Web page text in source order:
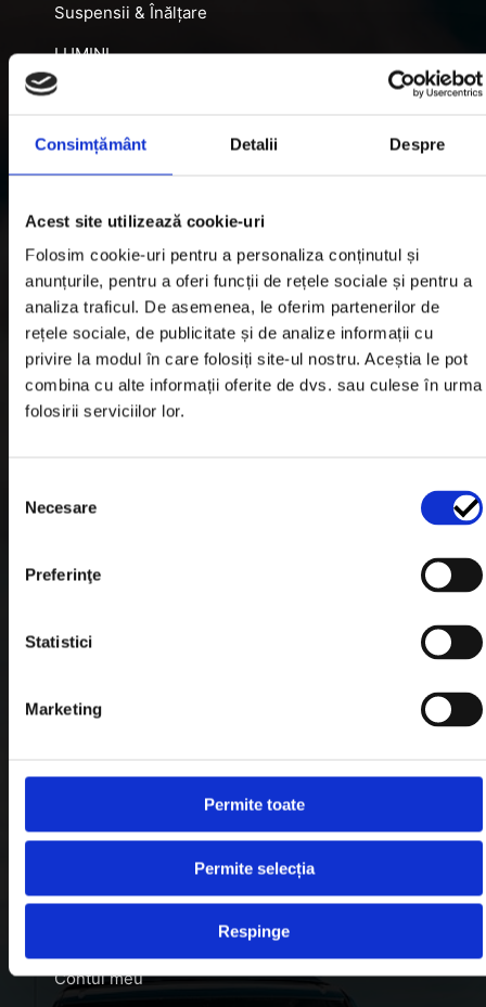
Consimțământ Detalii Despre
Acest site utilizează cookie-uri
Folosim cookie-uri pentru a personaliza conținutul și
anunțurile, pentru a oferi funcții de rețele sociale și pentru a
analiza traficul. De asemenea, le oferim partenerilor de
rețele sociale, de publicitate și de analize informații cu
privire la modul în care folosiți site-ul nostru. Aceștia le pot
combina cu alte informații oferite de dvs. sau culese în urma
folosirii serviciilor lor.
consimțământului
Necesare
Preferinţe
Statistici
Marketing
Permite toate
Permite selecția
Respinge
Suspensii & Înălțare
LUMINI
SNORKEL AUTO
ACCESORII RECUPERARE
DIFERENȚIALE BLOCABILE
DISTANTIERE
Jante Oțel
Informatii utile
Informatii Livrare
Politica de Cookies
Plata in Rate
Link-uri rapide
Blog
Contul meu